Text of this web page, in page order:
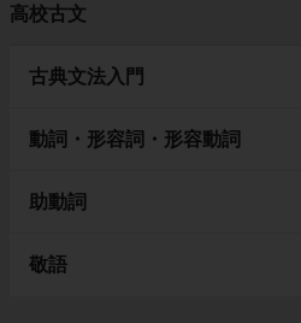
高校古文
古典文法入門
動詞・形容詞・形容動詞
助動詞
敬語